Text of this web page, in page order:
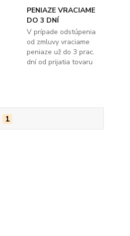
PENIAZE VRACIAME
DO 3 DNÍ
V prípade odstúpenia
od zmluvy vraciame
peniaze už do 3 prac.
dní od prijatia tovaru
1